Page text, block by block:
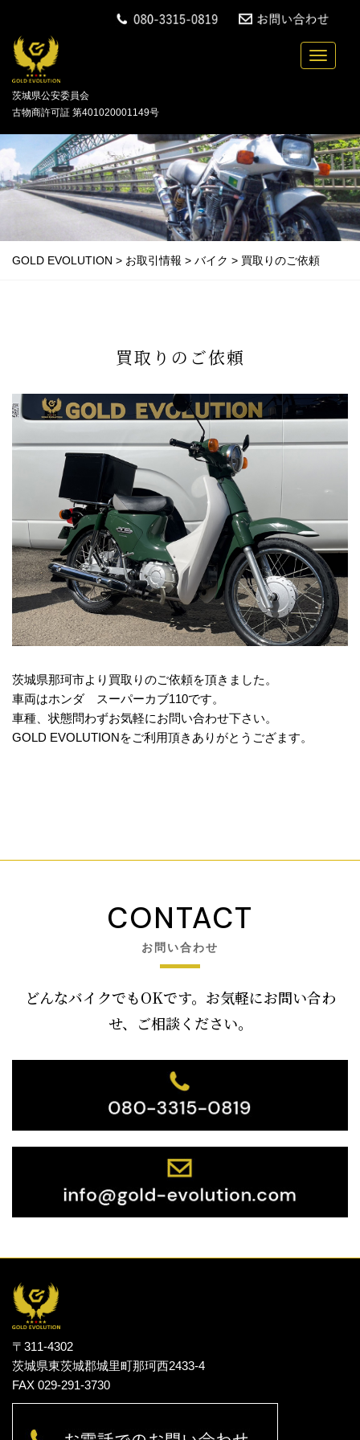
Toggle
中古バイクの買取・無料引取を行っている「
茨城県公安委員会
古物商許可証 第401020001149号
GOLD EVOLUTION > お取引情報 > バイク > 買取りのご依頼
買取りのご依頼
茨城県那珂市より買取りのご依頼を頂きました。
車両はホンダ スーパーカブ110です。
車種、状態問わずお気軽にお問い合わせ下さい。
GOLD EVOLUTIONをご利用頂きありがとうござます。
CONTACT
お問い合わせ
どんなバイクでもOKです。お気軽にお問い合わ
せ、ご相談ください。
〒311-4302
茨城県東茨城郡城里町那珂西2433-4
FAX 029-291-3730